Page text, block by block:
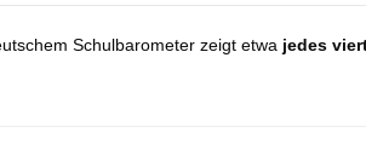
Schulbarometer zeigt etwa jedes